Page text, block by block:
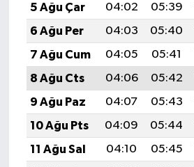
5 Ağu Çar
04:02 05:39
6 Ağu Per
04:03 05:40
7 Ağu Cum
04:05 05:41
8 Ağu Cts
04:06 05:42
9 Ağu Paz
04:07 05:43
10 Ağu Pts
04:09 05:44
11 Ağu Sal
04:10 05:45